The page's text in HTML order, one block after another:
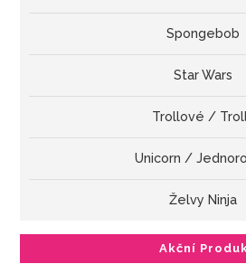
Spongebob
Star Wars
Trollové /
Unicorn /
Želvy Ninja
Akční